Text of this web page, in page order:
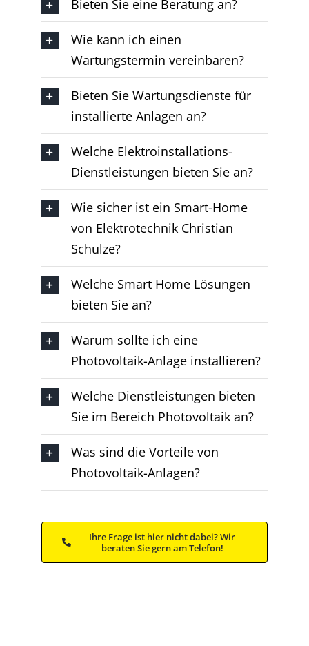
Bieten Sie eine Beratung an?
Wie kann ich einen
Wartungstermin vereinbaren?
Bieten Sie Wartungsdienste für
installierte Anlagen an?
Welche Elektroinstallations-
Dienstleistungen bieten Sie an?
Wie sicher ist ein Smart-Home
von Elektrotechnik Christian
Schulze?
Welche Smart Home Lösungen
bieten Sie an?
Warum sollte ich eine
Photovoltaik-Anlage installieren?
Welche Dienstleistungen bieten
Sie im Bereich Photovoltaik an?
Was sind die Vorteile von
Photovoltaik-Anlagen?
Ihre Frage ist hier nicht dabei? Wir
beraten Sie gern am Telefon!